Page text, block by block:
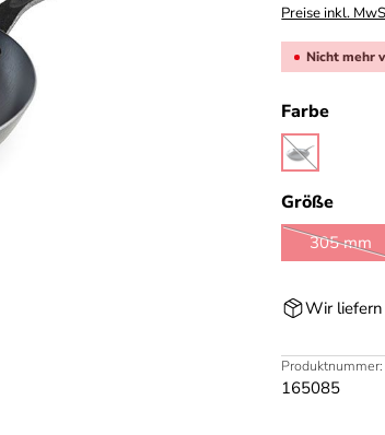
Preise inkl.
Nicht mehr
Farbe
natural
(Diese
Größe
305 mm
Wir
Produktnummer:
165085